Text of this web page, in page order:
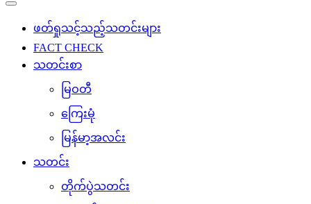
ဖတ်ရှုသင့်သည့်သတင်းများ
FACT CHECK
သတင်းစာ
မြဝတီ
ကြေးမုံ
မြန်မာ့အလင်း
သတင်း
တိုက်ပွဲသတင်း